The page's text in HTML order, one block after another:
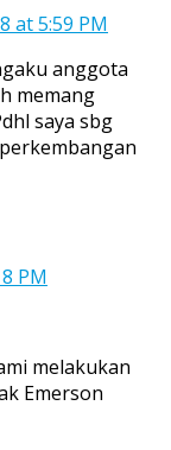
at 5:59 PM
anggota
memang
saya sbg
PM
melakukan
Emerson